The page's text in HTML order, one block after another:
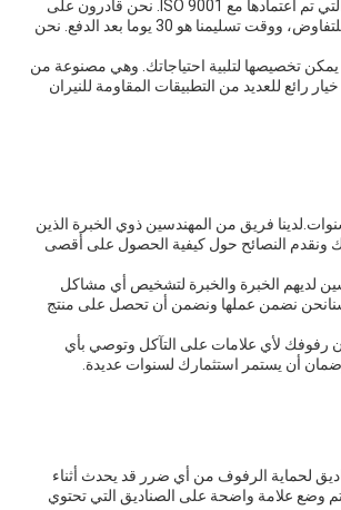
هنا في كامتاي، نحن نقدم رفوف فرن كورديريت مقاومة للحرارة المصنوعة خصيصا التي تم اعتمادها مع ISO 9001. نحن قادرون على
إنتاج الحد الأدنى للكمية الطلبية من 300PCS، و500000PCS / الشهر.أسعارنا قابلة للتفاوض، ووقت تسليمنا هو 30 يوما بعد الدفع. نحن
تخصيصها لتلبية احتياجاتك. وهي مصنوعة من
فريق من المهندسين ذوي الخبرة الذين
ونقدم النصائح حول كيفية الحصول على أقصى
لديهم الخبرة والخبرة لتشخيص أي مشاكل
نضمن عملها ونضمن أن تحصل على منتج
رفوفك لأي علامات على التآكل وتوصي بأي
أن يستمر استثمارك لسنوات عديدة.
لحماية الرفوف من أي ضرر قد يحدث أثناء
وضع علامة واضحة على الصناديق التي تحتوي